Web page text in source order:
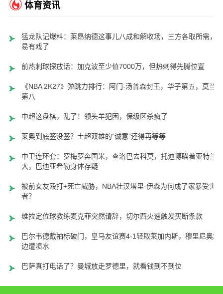
体育资讯
猛龙队记爆料：莱昂纳德这事儿八成和解收场，三方各取所需，交
易有戏了
前热刺球探放话：加克波至少值7000万，但热刺得先腾位置
《NBA 2K27》弹跳力排行：阿门-汤普森封王，华子第五，莫兰特
第八
中超这盘棋，乱了！领头羊犯困，保级区杀疯了
莱奥到底签没签？土超双雄的“诚意”还得再等等
中卫连环套：罗梅罗奔国米，查洛巴去科莫，托迪博瞄着亚特兰
大，巴迪亚希勒身体存疑
被前女友殴打+死亡威胁，NBA壮汉塔里·伊森为何成了家暴受害
者？
维拉定位球教练麦克菲突然请辞，切尔西火速触发买断条款
巴尔韦德戴袖标破门，皇马友谊赛4-1轻取莱加内斯，穆里尼奥场
边遭喷水
巴萨真打电话了？曼城放走罗德里，就看钱到不到位